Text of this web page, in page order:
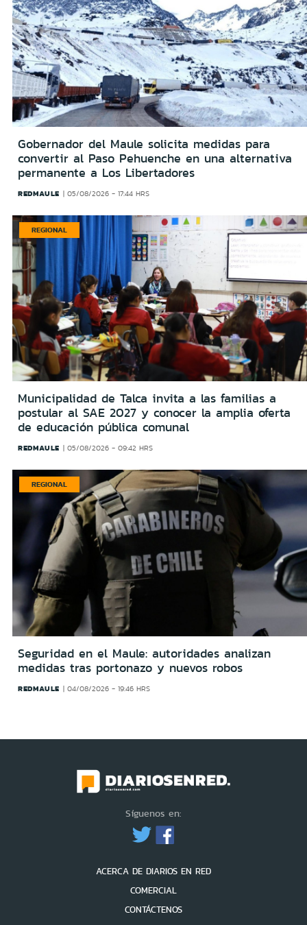
Gobernador del Maule solicita medidas para
convertir al Paso Pehuenche en una alternativa
permanente a Los Libertadores
REDMAULE 05/08/2026 - 17:44 HRS
REGIONAL
Municipalidad de Talca invita a las familias a
postular al SAE 2027 y conocer la amplia oferta
de educación pública comunal
REDMAULE 05/08/2026 - 09:42 HRS
REGIONAL
Seguridad en el Maule: autoridades analizan
medidas tras portonazo y nuevos robos
REDMAULE 04/08/2026 - 19:46 HRS
Síguenos en:
ACERCA DE DIARIOS EN RED
COMERCIAL
CONTÁCTENOS